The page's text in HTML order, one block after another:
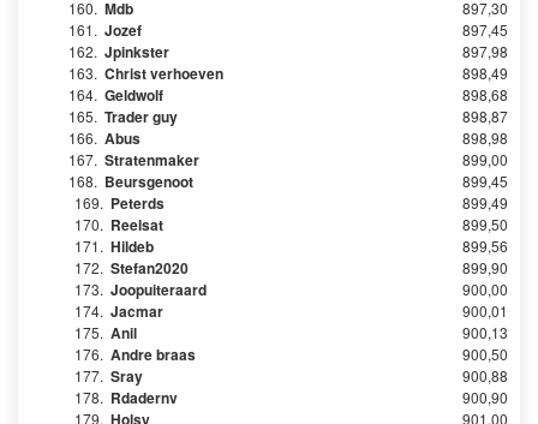
160. Mdb
897,30
161. Jozef
897,45
162. Jpinkster
897,98
163. Christ verhoeven
898,49
164. Geldwolf
898,68
165. Trader guy
898,87
166. Abus
898,98
167. Stratenmaker
899,00
168. Beursgenoot
899,45
169. Peterds
899,49
170. Reelsat
899,50
171. Hildeb
899,56
172. Stefan2020
899,90
173. Joopuiteraard
900,00
174. Jacmar
900,01
175. Anil
900,13
176. Andre braas
900,50
177. Sray
900,88
178. Rdadernv
900,90
179. Holsy
901,00